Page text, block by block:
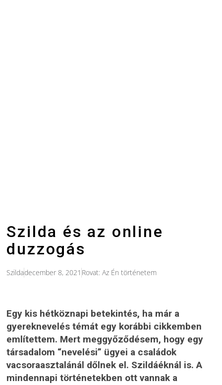
Szilda és az online
duzzogás
Szildadecember 8, 2021 Rovat:Az Én történetem
Egy kis hétköznapi betekintés, ha már a
gyereknevelés témát egy korábbi cikkemben
említettem. Mert meggyőződésem, hogy egy
társadalom “nevelési” ügyei a családok
vacsoraasztalánál dőlnek el. Szildáéknál is. A
mindennapi történetekben ott vannak a